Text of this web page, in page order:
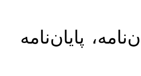
پایان‌نامه